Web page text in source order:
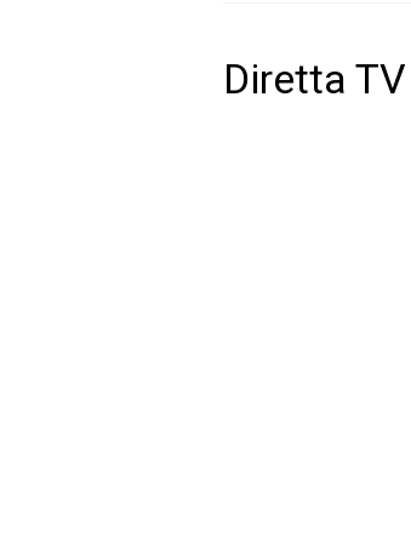
Diretta TV